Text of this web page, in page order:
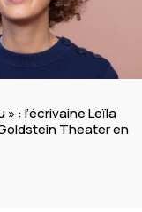
» : l’écrivaine Leïla
Theater en